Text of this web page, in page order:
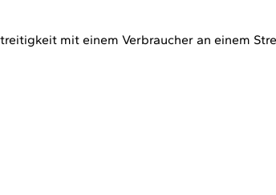
mit einem Verbraucher an einem